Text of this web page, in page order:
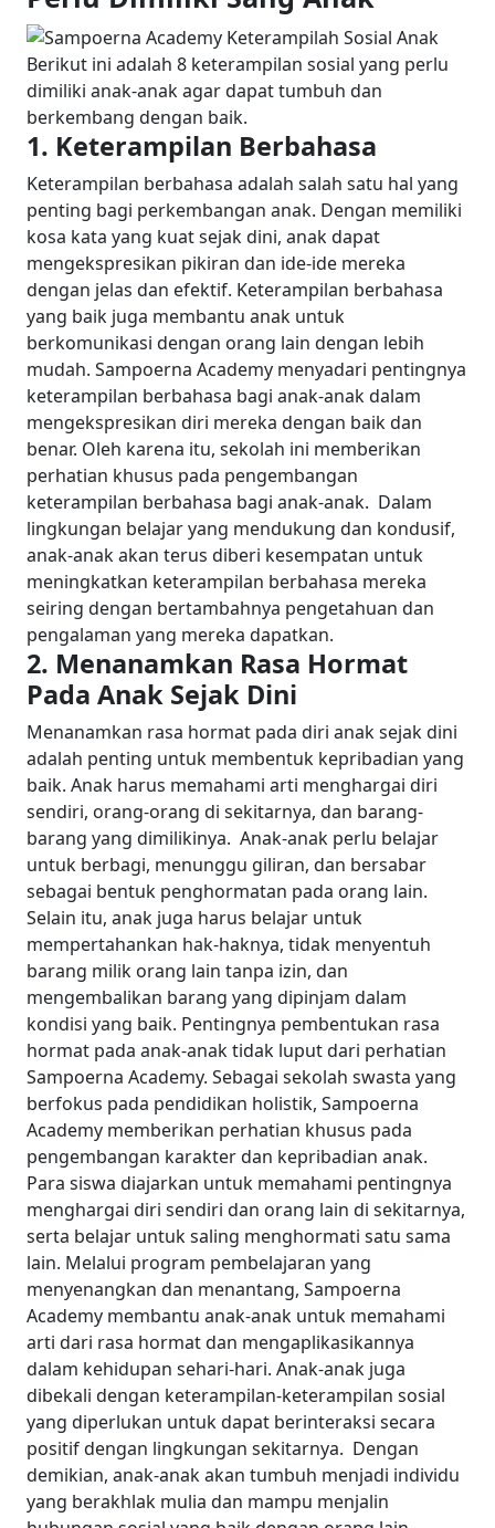
Berikut ini adalah 8 keterampilan sosial yang perlu
dimiliki anak-anak agar dapat tumbuh dan
berkembang dengan baik.
1. Keterampilan Berbahasa
Keterampilan berbahasa adalah salah satu hal yang
penting bagi perkembangan anak. Dengan memiliki
kosa kata yang kuat sejak dini, anak dapat
mengekspresikan pikiran dan ide-ide mereka
dengan jelas dan efektif. Keterampilan berbahasa
yang baik juga membantu anak untuk
berkomunikasi dengan orang lain dengan lebih
mudah. Sampoerna Academy menyadari pentingnya
keterampilan berbahasa bagi anak-anak dalam
mengekspresikan diri mereka dengan baik dan
benar. Oleh karena itu, sekolah ini memberikan
perhatian khusus pada pengembangan
keterampilan berbahasa bagi anak-anak. Dalam
lingkungan belajar yang mendukung dan kondusif,
anak-anak akan terus diberi kesempatan untuk
meningkatkan keterampilan berbahasa mereka
seiring dengan bertambahnya pengetahuan dan
pengalaman yang mereka dapatkan.
2. Menanamkan Rasa Hormat
Pada Anak Sejak Dini
Menanamkan rasa hormat pada diri anak sejak dini
adalah penting untuk membentuk kepribadian yang
baik. Anak harus memahami arti menghargai diri
sendiri, orang-orang di sekitarnya, dan barang-
barang yang dimilikinya. Anak-anak perlu belajar
untuk berbagi, menunggu giliran, dan bersabar
sebagai bentuk penghormatan pada orang lain.
Selain itu, anak juga harus belajar untuk
mempertahankan hak-haknya, tidak menyentuh
barang milik orang lain tanpa izin, dan
mengembalikan barang yang dipinjam dalam
kondisi yang baik. Pentingnya pembentukan rasa
hormat pada anak-anak tidak luput dari perhatian
Sampoerna Academy. Sebagai sekolah swasta yang
berfokus pada pendidikan holistik, Sampoerna
Academy memberikan perhatian khusus pada
pengembangan karakter dan kepribadian anak.
Para siswa diajarkan untuk memahami pentingnya
menghargai diri sendiri dan orang lain di sekitarnya,
serta belajar untuk saling menghormati satu sama
lain. Melalui program pembelajaran yang
menyenangkan dan menantang, Sampoerna
Academy membantu anak-anak untuk memahami
arti dari rasa hormat dan mengaplikasikannya
dalam kehidupan sehari-hari. Anak-anak juga
dibekali dengan keterampilan-keterampilan sosial
yang diperlukan untuk dapat berinteraksi secara
positif dengan lingkungan sekitarnya. Dengan
demikian, anak-anak akan tumbuh menjadi individu
yang berakhlak mulia dan mampu menjalin